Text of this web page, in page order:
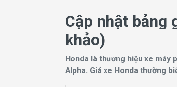
Cập nhật bảng
khảo)
Honda là thương hiệu xe máy
Alpha. Giá xe Honda thường